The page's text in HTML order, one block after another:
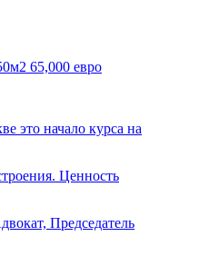
65,000 евро
это начало курса на
Ценность
Председатель